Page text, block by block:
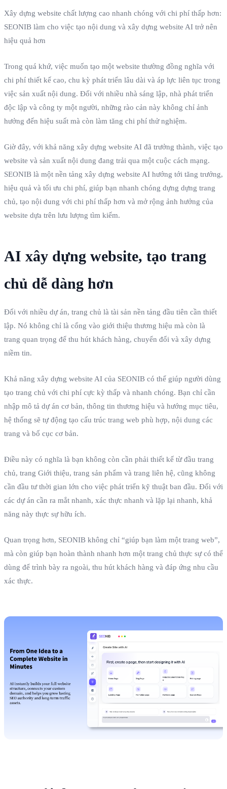
Xây dựng website chất lượng cao nhanh chóng với chi phí thấp hơn:
SEONIB làm cho việc tạo nội dung và xây dựng website AI trở nên
hiệu quả hơn
Trong quá khứ, việc muốn tạo một website thường đồng nghĩa với
chi phí thiết kế cao, chu kỳ phát triển lâu dài và áp lực liên tục trong
việc sản xuất nội dung. Đối với nhiều nhà sáng lập, nhà phát triển
độc lập và công ty một người, những rào cản này không chỉ ảnh
hưởng đến hiệu suất mà còn làm tăng chi phí thử nghiệm.
Giờ đây, với khả năng xây dựng website AI đã trưởng thành, việc tạo
website và sản xuất nội dung đang trải qua một cuộc cách mạng.
SEONIB là một nền tảng xây dựng website AI hướng tới tăng trưởng,
hiệu quả và tối ưu chi phí, giúp bạn nhanh chóng dựng dựng trang
chủ, tạo nội dung với chi phí thấp hơn và mở rộng ảnh hưởng của
website dựa trên lưu lượng tìm kiếm.
AI xây dựng website, tạo trang
chủ dễ dàng hơn
Đối với nhiều dự án, trang chủ là tài sản nền tảng đầu tiên cần thiết
lập. Nó không chỉ là cổng vào giới thiệu thương hiệu mà còn là
trang quan trọng để thu hút khách hàng, chuyển đổi và xây dựng
niềm tin.
Khả năng xây dựng website AI của SEONIB có thể giúp người dùng
tạo trang chủ với chi phí cực kỳ thấp và nhanh chóng. Bạn chỉ cần
nhập mô tả dự án cơ bản, thông tin thương hiệu và hướng mục tiêu,
hệ thống sẽ tự động tạo cấu trúc trang web phù hợp, nội dung các
trang và bố cục cơ bản.
Điều này có nghĩa là bạn không còn cần phải thiết kế từ đầu trang
chủ, trang Giới thiệu, trang sản phẩm và trang liên hệ, cũng không
cần đầu tư thời gian lớn cho việc phát triển kỹ thuật ban đầu. Đối với
các dự án cần ra mắt nhanh, xác thực nhanh và lặp lại nhanh, khả
năng này thực sự hữu ích.
Quan trọng hơn, SEONIB không chỉ “giúp bạn làm một trang web”,
mà còn giúp bạn hoàn thành nhanh hơn một trang chủ thực sự có thể
dùng để trình bày ra ngoài, thu hút khách hàng và đáp ứng nhu cầu
xác thực.